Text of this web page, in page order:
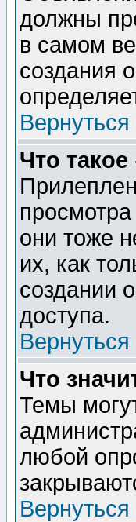
должны
в самом
создания
Что
они тоже
их, как
создании
доступа.
Что
Темы
любой